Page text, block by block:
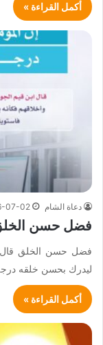
أكمل القراءة »
دعاة الشام 07-02
فضل حسن
فضل حسن الخلق قال
ليدرك بحسن خلقه درجة
أكمل القراءة »